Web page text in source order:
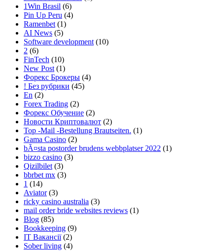
1Win Brasil (6)
Pin Up Peru (4)
Ramenbet (1)
AI News (5)
Software development (10)
2 (6)
FinTech (10)
New Post (1)
Форекс Брокеры (4)
! Без рубрики (45)
En (2)
Forex Trading (2)
Форекс Обучение (2)
Новости Криптовалют (2)
Top -Mail -Bestellung Brautseiten. (1)
Gama Casino (2)
bÃ¤sta postorder brudens webbplatser 2022 (1)
bizzo casino (3)
Qizilbilet (3)
bbrbet mx (3)
1 (14)
Aviator(3)
ricky casino australia (3)
mail order bride websites reviews (1)
Blog (85)
Bookkeeping (9)
IT Вакансії(2)
Sober living (4)